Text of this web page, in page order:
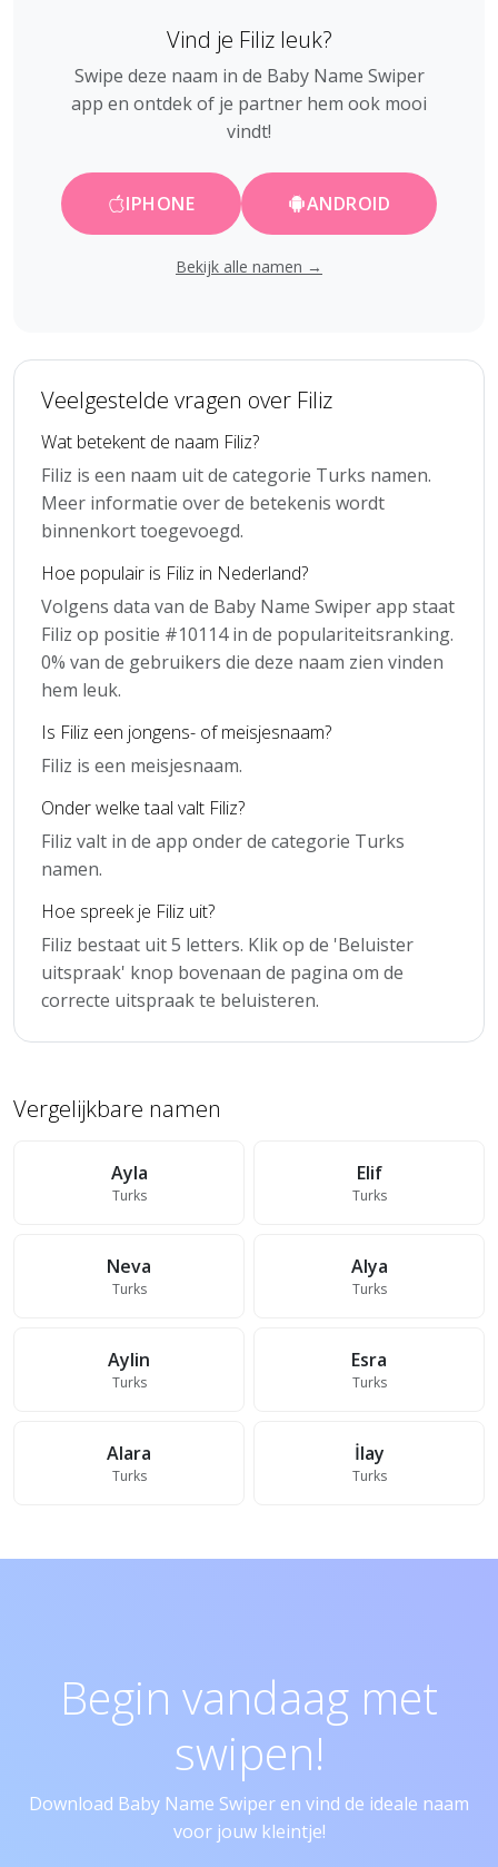
Vind je Filiz leuk?
Swipe deze naam in de Baby Name Swiper
app en ontdek of je partner hem ook mooi
vindt!
IPHONE ANDROID
Bekijk alle namen →
Veelgestelde vragen over Filiz
Wat betekent de naam Filiz?
Filiz is een naam uit de categorie Turks namen.
Meer informatie over de betekenis wordt
binnenkort toegevoegd.
Hoe populair is Filiz in Nederland?
Volgens data van de Baby Name Swiper app staat
Filiz op positie #10114 in de populariteitsranking.
0% van de gebruikers die deze naam zien vinden
hem leuk.
Is Filiz een jongens- of meisjesnaam?
Filiz is een meisjesnaam.
Onder welke taal valt Filiz?
Filiz valt in de app onder de categorie Turks
namen.
Hoe spreek je Filiz uit?
Filiz bestaat uit 5 letters. Klik op de 'Beluister
uitspraak' knop bovenaan de pagina om de
correcte uitspraak te beluisteren.
Vergelijkbare namen
Ayla
Turks
Elif
Turks
Neva
Turks
Alya
Turks
Aylin
Turks
Esra
Turks
Alara
Turks
İlay
Turks
Begin vandaag met
swipen!
Download Baby Name Swiper en vind de ideale naam
voor jouw kleintje!